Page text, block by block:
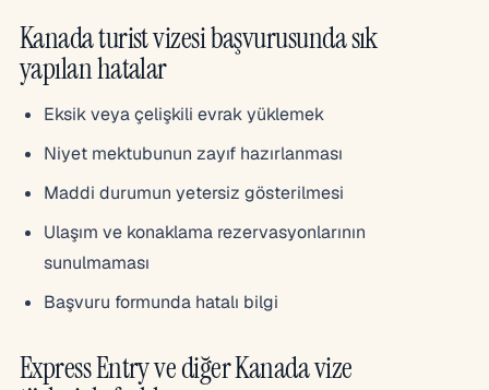
Kanada turist vizesi başvurusunda sık
yapılan hatalar
Eksik veya çelişkili evrak yüklemek
Niyet mektubunun zayıf hazırlanması
Maddi durumun yetersiz gösterilmesi
Ulaşım ve konaklama rezervasyonlarının
sunulmaması
Başvuru formunda hatalı bilgi
Express Entry ve diğer Kanada vize